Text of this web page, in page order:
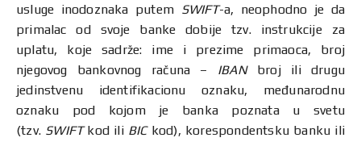
usluge inodoznaka putem SWIFT-a, neophodno je da
primalac od svoje banke dobije tzv. instrukcije za
uplatu, koje sadrže: ime i prezime primaoca, broj
njegovog bankovnog računa – IBANbroj ili drugu
jedinstvenu identifikacionu oznaku, međunarodnu
oznaku pod kojom je banka poznata u svetu
(tzv. SWIFTkod ili BICkod), korespondentsku banku ili